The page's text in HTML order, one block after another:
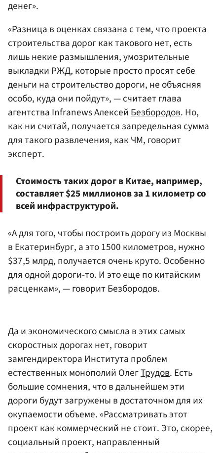
денег».
«Разница в оценках связана с тем, что проекта
строительства дорог как такового нет, есть
лишь некие размышления, умозрительные
выкладки РЖД, которые просто просят себе
деньги на строительство дороги, не объясняя
особо, куда они пойдут», — считает глава
агентства Infranews АлексейБезбородов. Но,
как ни считай, получается запредельная сумма
для такого развлечения, как ЧМ, говорит
эксперт.
Стоимость таких дорог в Китае, например,
составляет $25 миллионов за 1 километр со
всей инфраструктурой.
«А для того, чтобы построить дорогу из Москвы
в Екатеринбург, а это 1500 километров, нужно
$37,5 млрд, получается очень круто. Особенно
для одной дороги-то. И это еще по китайским
расценкам», — говорит Безбородов.
Да и экономического смысла в этих самых
скоростных дорогах нет, говорит
замгендиректора Института проблем
естественных монополий ОлегТрудов. Есть
большие сомнения, что в дальнейшем эти
дороги будут загружены в достаточном для их
окупаемости объеме. «Рассматривать этот
проект как коммерческий не стоит. Это, скорее,
социальный проект, направленный